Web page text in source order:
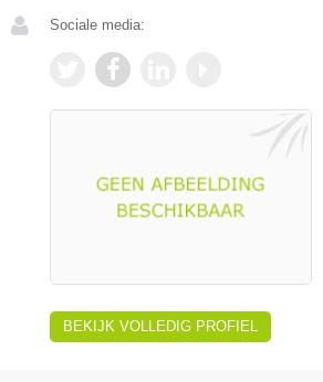
Sociale media:
BEKIJK VOLLEDIG PROFIEL